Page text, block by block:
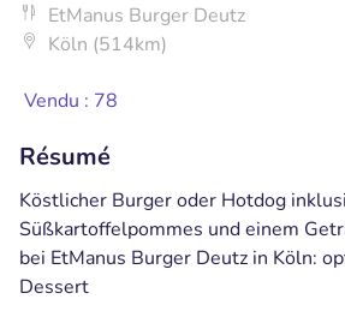
EtManus Burger Deutz
Köln (514km)
Vendu : 78
Résumé
Köstlicher Burger oder Hotdog
Süßkartoffelpommes und einem
bei EtManus Burger Deutz in Köln:
Dessert